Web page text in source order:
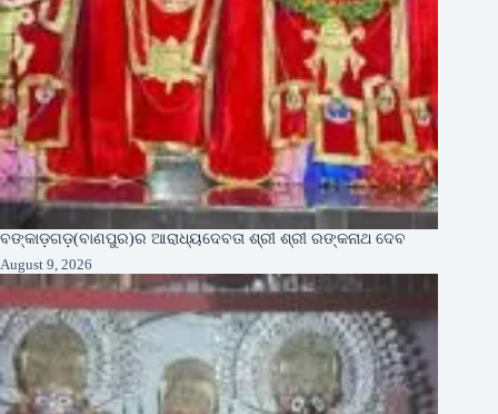
ବଙ୍କାଡ଼ଗଡ଼(ବାଣପୁର)ର ଆରାଧ୍ୟଦେବତା ଶ୍ରୀ ଶ୍ରୀ ରଙ୍କନାଥ ଦେବ
August 9, 2026